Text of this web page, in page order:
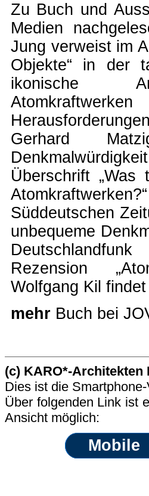
Zu Buch und
Medien
Jung verweist im
Objekte“ in der
ikonische
Gerhard
Überschrift „Was
Süddeutschen
unbequeme
Rezension
Wolfgang Kil
mehr Buch bei
(c) KARO*-Architekten
Dies ist die
Über folgenden Link ist
Ansicht möglich:
Mobile